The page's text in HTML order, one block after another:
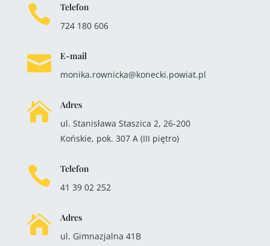

Telefon
724 180 606

E-mail
monika.rownicka@konecki.powiat.pl

Adres
ul. Stanisława Staszica 2, 26-200
Końskie, pok. 307 A (III piętro)

Telefon
41 39 02 252

Adres
ul. Gimnazjalna 41B